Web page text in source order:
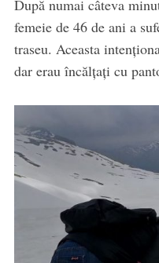
După numai câteva
femeie de 46 de ani a
traseu. Aceasta
dar erau încălțați cu